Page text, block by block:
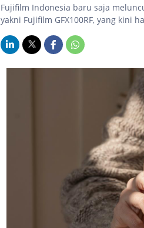
Fujifilm Indonesia baru saja
yakni Fujifilm GFX100RF, yang kini